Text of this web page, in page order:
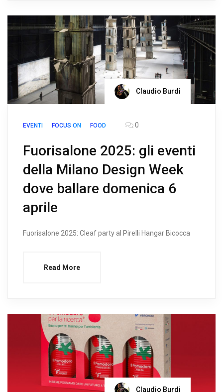
Claudio Burdi
EVENTI FOCUS ON FOOD 0
Fuorisalone 2025: gli eventi
della Milano Design Week
dove ballare domenica 6
aprile
Fuorisalone 2025: Cleaf party al Pirelli Hangar Bicocca
Read More
Claudio Burdi